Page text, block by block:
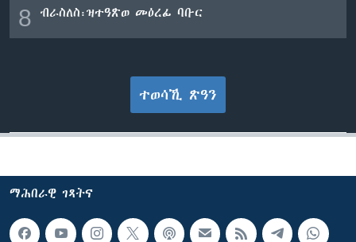
8 ብራስለስ፡ዝተዓጽወ መዕረፊ ባቡር
ተወሳኺ ጽዓን
ማሕበራዊ ገጻትና